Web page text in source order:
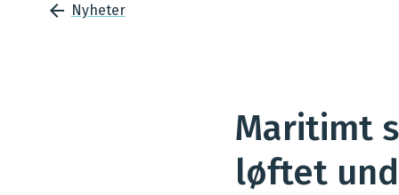
Nyheter
Maritimt
løftet